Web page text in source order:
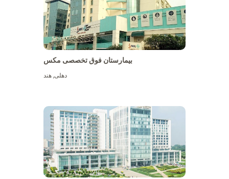
بیمارستان فوق تخصصی مکس
دهلی,هند